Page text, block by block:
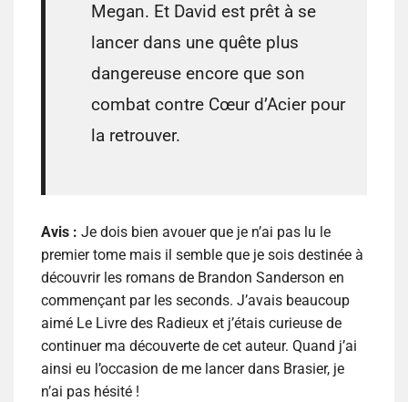
Megan. Et David est prêt à se
lancer dans une quête plus
dangereuse encore que son
combat contre Cœur d’Acier pour
la retrouver.
Avis : Je dois bien avouer que je n’ai pas lu le
premier tome mais il semble que je sois destinée à
découvrir les romans de Brandon Sanderson en
commençant par les seconds. J’avais beaucoup
aimé Le Livre des Radieux et j’étais curieuse de
continuer ma découverte de cet auteur. Quand j’ai
ainsi eu l’occasion de me lancer dans Brasier, je
n’ai pas hésité !